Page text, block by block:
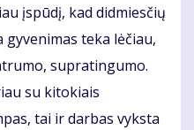
įspūdį, kad didmiesčių
teka lėčiau,
supratingumo.
su kitokiais
tai ir darbas vyksta